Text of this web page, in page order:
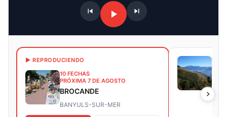
▶ REPRODUCIENDO
10 FECHAS
PRÓXIMA 7 DE AGOSTO
BROCANDE
BANYULS-SUR-MER
9